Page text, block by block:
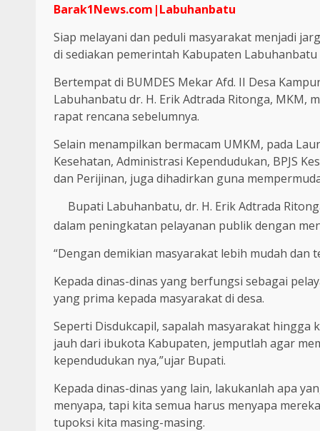
Barak1News.com|Labuhanbatu
Siap melayani dan peduli masyarakat menjadi
di sediakan pemerintah Kabupaten
Bertempat di BUMDES Mekar Afd. II Desa
Labuhanbatu dr. H. Erik Adtrada Ritonga,
rapat rencana sebelumnya.
Selain menampilkan bermacam UMKM, pada
Kesehatan, Administrasi Kependudukan, BPJS
dan Perijinan, juga dihadirkan guna
Bupati Labuhanbatu, dr. H. Erik Adtrada
dalam peningkatan pelayanan publik dengan
“Dengan demikian masyarakat lebih mudah
Kepada dinas-dinas yang berfungsi sebagai
yang prima kepada masyarakat di desa.
Seperti Disdukcapil, sapalah masyarakat
jauh dari ibukota Kabupaten, jemputlah agar
kependudukan nya,”ujar Bupati.
Kepada dinas-dinas yang lain, lakukanlah apa
menyapa, tapi kita semua harus menyapa
tupoksi kita masing-masing.